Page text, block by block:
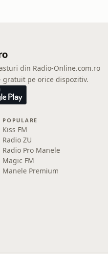
din Radio-Online.com.ro
pe orice dispozitiv.
POPULARE
Kiss FM
Radio ZU
Radio Pro Manele
Magic FM
Manele Premium